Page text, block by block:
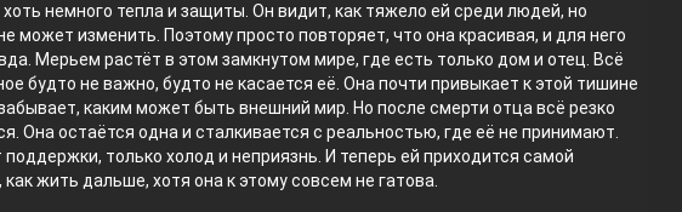
хоть немного тепла и защиты. Он видит, как тяжело ей среди людей, но
может изменить. Поэтому просто повторяет, что она красивая, и для него
Мерьем растёт в этом замкнутом мире, где есть только дом и отец. Всё
будто не важно, будто не касается её. Она почти привыкает к этой тишине
каким может быть внешний мир. Но после смерти отца всё резко
Она остаётся одна и сталкивается с реальностью, где её не принимают.
поддержки, только холод и неприязнь. И теперь ей приходится самой
жить дальше, хотя она к этому совсем не гатова.